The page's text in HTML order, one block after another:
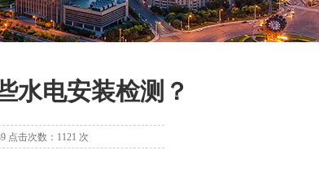
水电安装检测？
点击次数：1121 次